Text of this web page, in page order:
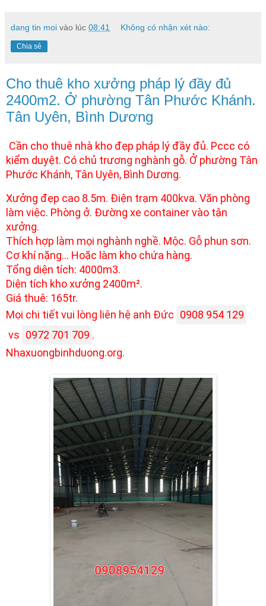
dang tin moi vào lúc 08:41 Không có nhận xét nào:
Chia sẻ
Cho thuê kho xưởng pháp lý đầy đủ
2400m2. Ở phường Tân Phước Khánh.
Tân Uyên, Bình Dương
Cần cho thuê nhà kho đẹp pháp lý đầy đủ. Pccc có
kiểm duyệt. Có chủ trương nghành gỗ. Ở phường Tân
Phước Khánh, Tân Uyên, Bình Dương.
Xưởng đẹp cao 8.5m. Điện trạm 400kva. Văn phòng
làm việc. Phòng ở. Đường xe container vào tận
xưởng.
Thích hợp làm mọi nghành nghề. Mộc. Gỗ phun sơn.
Cơ khí nặng... Hoặc làm kho chứa hàng.
Tổng diện tích: 4000m3.
Diện tích kho xưởng 2400m².
Giá thuê: 165tr.
Mọi chi tiết vui lòng liên hệ anh Đức 0908 954 129
vs 0972 701 709 .
Nhaxuongbinhduong.org.